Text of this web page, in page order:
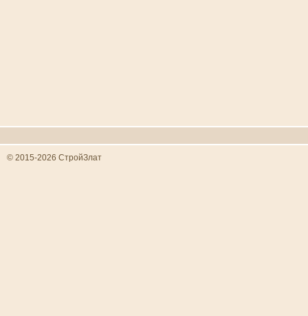
© 2015-2026 СтройЗлат